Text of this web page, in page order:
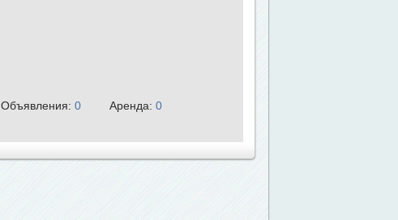
Объявления: 0 Аренда: 0